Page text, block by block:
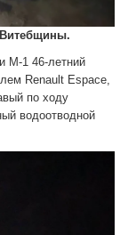
Витебщины.
М-1 46-летний
Renault Espace,
по ходу
водоотводной